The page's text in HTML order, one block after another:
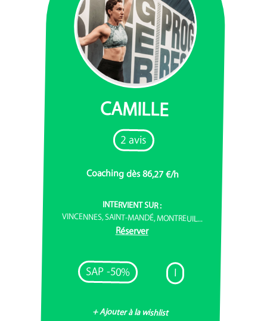
CAMILLE
2 avis
Coaching dès 86,27 €/h
INTERVIENT SUR :
VINCENNES, SAINT-MANDÉ, MONTREUIL...
Réserver
SAP -50% I
+ Ajouter à la wishlist